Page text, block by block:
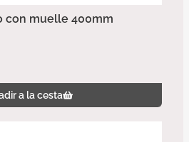
con muelle 400mm
a la cesta